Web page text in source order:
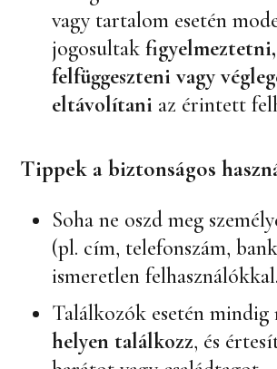
vagy tartalom esetén
jogosultakfigyelmeztetni,
felfüggeszteni vagy
eltávolítani az érintett
Tippek a biztonságos
Soha ne oszd meg
(pl. cím, telefonszám,
ismeretlen felhasználókkal.
Találkozók esetén mindig
helyen találkozz, és